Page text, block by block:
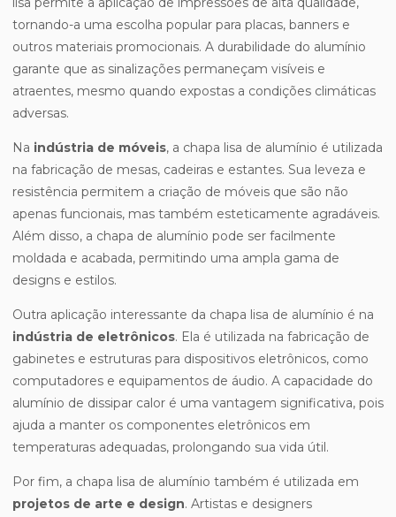
tornando-a uma escolha popular para placas, banners e
outros materiais promocionais. A durabilidade do alumínio
garante que as sinalizações permaneçam visíveis e
atraentes, mesmo quando expostas a condições climáticas
adversas.
Na indústria de móveis, a chapa lisa de alumínio é utilizada
na fabricação de mesas, cadeiras e estantes. Sua leveza e
resistência permitem a criação de móveis que são não
apenas funcionais, mas também esteticamente agradáveis.
Além disso, a chapa de alumínio pode ser facilmente
moldada e acabada, permitindo uma ampla gama de
designs e estilos.
Outra aplicação interessante da chapa lisa de alumínio é na
indústria de eletrônicos. Ela é utilizada na fabricação de
gabinetes e estruturas para dispositivos eletrônicos, como
computadores e equipamentos de áudio. A capacidade do
alumínio de dissipar calor é uma vantagem significativa, pois
ajuda a manter os componentes eletrônicos em
temperaturas adequadas, prolongando sua vida útil.
Por fim, a chapa lisa de alumínio também é utilizada em
projetos de arte e design. Artistas e designers